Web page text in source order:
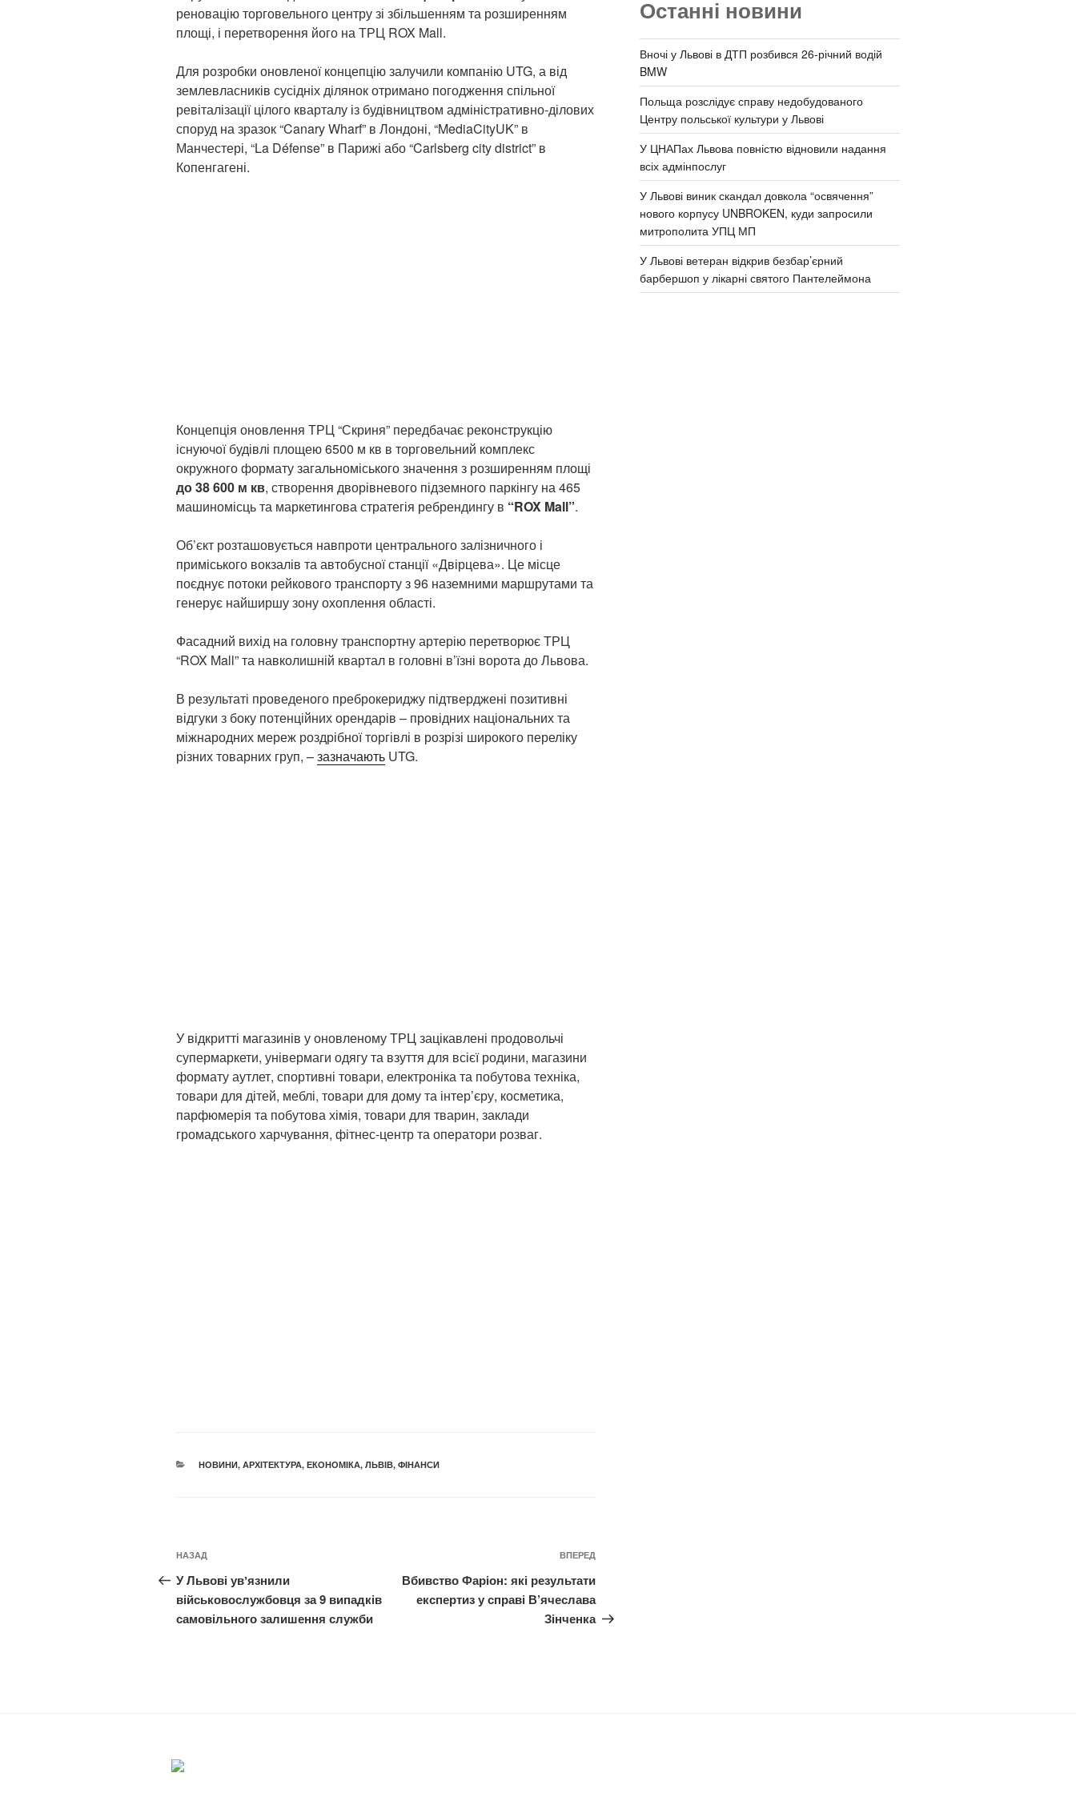
реновацію торговельного центру зі збільшенням та розширенням
площі, і перетворення його на ТРЦ ROX Mall.
Для розробки оновленої концепцію залучили компанію UTG, а від
землевласників сусідніх ділянок отримано погодження спільної
ревіталізації цілого кварталу із будівництвом адміністративно-ділових
споруд на зразок “Canary Wharf” в Лондоні, “MediaCityUK” в
Манчестері, “La Défense” в Парижі або “Carlsberg city district” в
Копенгагені.
Концепція оновлення ТРЦ “Скриня” передбачає реконструкцію
існуючої будівлі площею 6500 м кв в торговельний комплекс
окружного формату загальноміського значення з розширенням площі
до 38 600 м кв, створення дворівневого підземного паркінгу на 465
машиномісць та маркетингова стратегія ребрендингу в “ROX Mall”.
Об’єкт розташовується навпроти центрального залізничного і
приміського вокзалів та автобусної станції «Двірцева». Це місце
поєднує потоки рейкового транспорту з 96 наземними маршрутами та
генерує найширшу зону охоплення області.
Фасадний вихід на головну транспортну артерію перетворює ТРЦ
“ROX Mall” та навколишній квартал в головні в’їзні ворота до Львова.
В результаті проведеного преброкериджу підтверджені позитивні
відгуки з боку потенційних орендарів – провідних національних та
міжнародних мереж роздрібної торгівлі в розрізі широкого переліку
різних товарних груп, –зазначають UTG.
У відкритті магазинів у оновленому ТРЦ зацікавлені продовольчі
супермаркети, універмаги одягу та взуття для всієї родини, магазини
формату аутлет, спортивні товари, електроніка та побутова техніка,
товари для дітей, меблі, товари для дому та інтер’єру, косметика,
парфюмерія та побутова хімія, товари для тварин, заклади
громадського харчування, фітнес-центр та оператори розваг.
КАТЕГОРІЇ
НОВИНИ, АРХІТЕКТУРА, ЕКОНОМІКА, ЛЬВІВ, ФІНАНСИ
Навігація
записів
Попередній
запис:
НАЗАД
У Львові увʼязнили
військовослужбовця за 9 випадків
самовільного залишення служби
Наступний
запис
ВПЕРЕД
Вбивство Фаріон: які результати
експертиз у справі В’ячеслава
Зінченка
Останні новини
Вночі у Львові в ДТП розбився 26-річний водій
BMW
Польща розслідує справу недобудованого
Центру польської культури у Львові
У ЦНАПах Львова повністю відновили надання
всіх адмінпослуг
У Львові виник скандал довкола “освячення”
нового корпусу UNBROKEN, куди запросили
митрополита УПЦ МП
У Львові ветеран відкрив безбар’єрний
барбершоп у лікарні святого Пантелеймона